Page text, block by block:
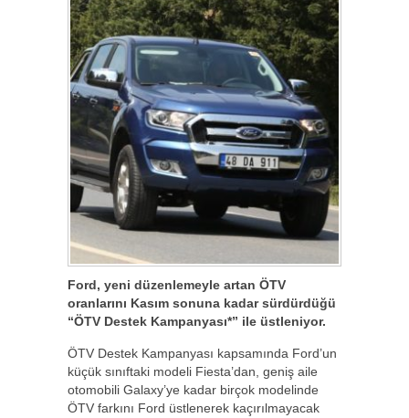
Ford, yeni düzenlemeyle artan ÖTV
oranlarını Kasım sonuna kadar sürdürdüğü
“ÖTV Destek Kampanyası*” ile üstleniyor.
ÖTV Destek Kampanyası kapsamında Ford’un
küçük sınıftaki modeli Fiesta’dan, geniş aile
otomobili Galaxy’ye kadar birçok modelinde
ÖTV farkını Ford üstlenerek kaçırılmayacak